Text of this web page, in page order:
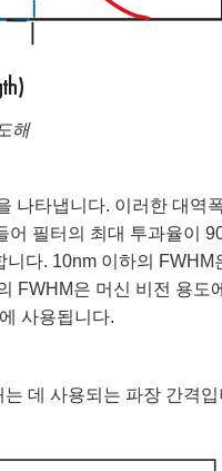
해
나타냅니다. 이러한 대역
필터의 최대 투과율이
다. 10nm 이하의 FWHM
FWHM은 머신 비전 용도
사용됩니다.
데 사용되는 파장 간격